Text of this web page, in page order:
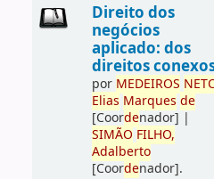
Direito dos
negócios
aplicado: dos
direitos
por MEDEIROS
Elias Marques de
[Coordenador] |
SIMÃO FILHO,
Adalberto
[Coordenador].